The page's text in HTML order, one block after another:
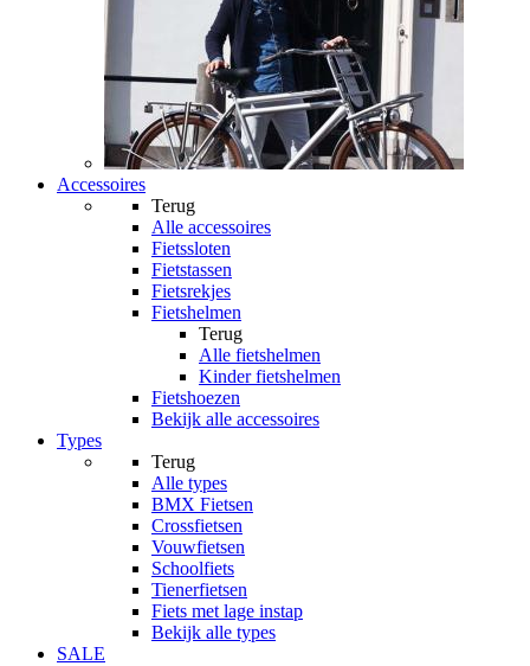
Accessoires
Terug
Alle accessoires
Fietssloten
Fietstassen
Fietsrekjes
Fietshelmen
Terug
Alle fietshelmen
Kinder fietshelmen
Fietshoezen
Bekijk alle accessoires
Types
Terug
Alle types
BMX Fietsen
Crossfietsen
Vouwfietsen
Schoolfiets
Tienerfietsen
Fiets met lage instap
Bekijk alle types
SALE